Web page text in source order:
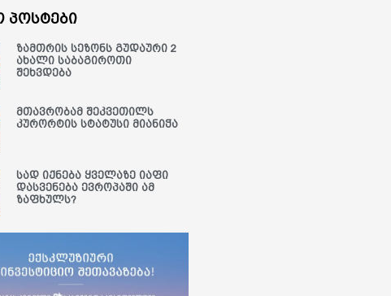
ზამთრის სეზონს გუდაური 2
ახალი საბაგიროთი
შეხვდება
მთავრობამ შეკვეთილს
კურორტის სტატუსი მიანიჭა
სად იქნება ყველაზე იაფი
დასვენება ევროპაში ამ
ზაფხულს?